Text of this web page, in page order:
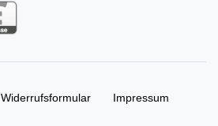
Widerrufs­formular Impressum